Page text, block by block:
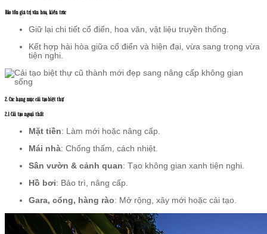
Bảo tồn giá trị văn hóa, kiến trúc
Giữ lại chi tiết cổ điển, hoa văn, vật liệu truyền thống.
Kết hợp hài hòa giữa cổ điển và hiện đại, vừa sang trọng vừa
tiện nghi.
2. Các hạng mục cải tạo biệt thự
2.1 Cải tạo ngoại thất
Mặt tiền: Làm mới hoặc nâng cấp.
Mái nhà: Chống thấm, cách nhiệt.
Sân vườn & cảnh quan: Tạo không gian xanh tiện nghi.
Hồ bơi: Bảo trì, nâng cấp.
Gara, cổng, hàng rào: Mở rộng, xây mới hoặc cải tạo.